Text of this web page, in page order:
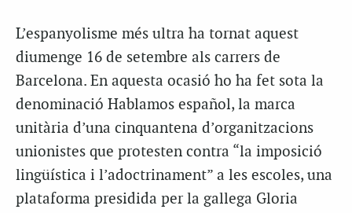
L’espanyolisme més ultra ha tornat aquest
diumenge 16 de setembre als carrers de
Barcelona. En aquesta ocasió ho ha fet sota la
denominació Hablamos español, la marca
unitària d’una cinquantena d’organitzacions
unionistes que protesten contra “la imposició
lingüística i l’adoctrinament” a les escoles, una
plataforma presidida per la gallega Gloria